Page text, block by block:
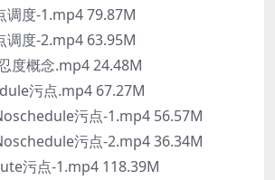
度-1.mp4 79.87M
度-2.mp4 63.95M
度概念.mp4 24.48M
污点.mp4 67.27M
污点-1.mp4 56.57M
污点-2.mp4 36.34M
污点-1.mp4 118.39M